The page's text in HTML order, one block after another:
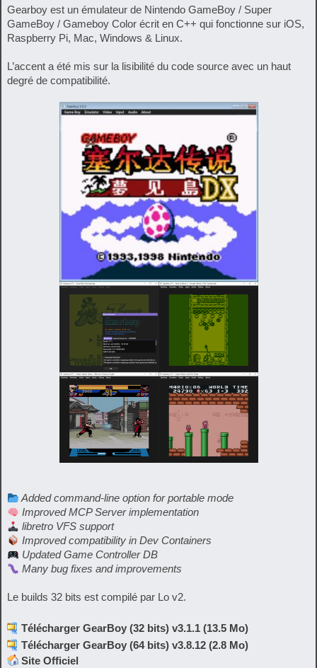
Gearboy est un émulateur de Nintendo GameBoy / Super
GameBoy / Gameboy Color écrit en C++ qui fonctionne sur iOS,
Raspberry Pi, Mac, Windows & Linux.
L’accent a été mis sur la lisibilité du code source avec un haut
degré de compatibilité.
Added command-line option for portable mode
Improved MCP Server implementation
libretro VFS support
Improved compatibility in Dev Containers
Updated Game Controller DB
Many bug fixes and improvements
Le builds 32 bits est compilé par Lo v2.
Télécharger GearBoy (32 bits) v3.1.1 (13.5 Mo)
Télécharger GearBoy (64 bits) v3.8.12 (2.8 Mo)
Site Officiel